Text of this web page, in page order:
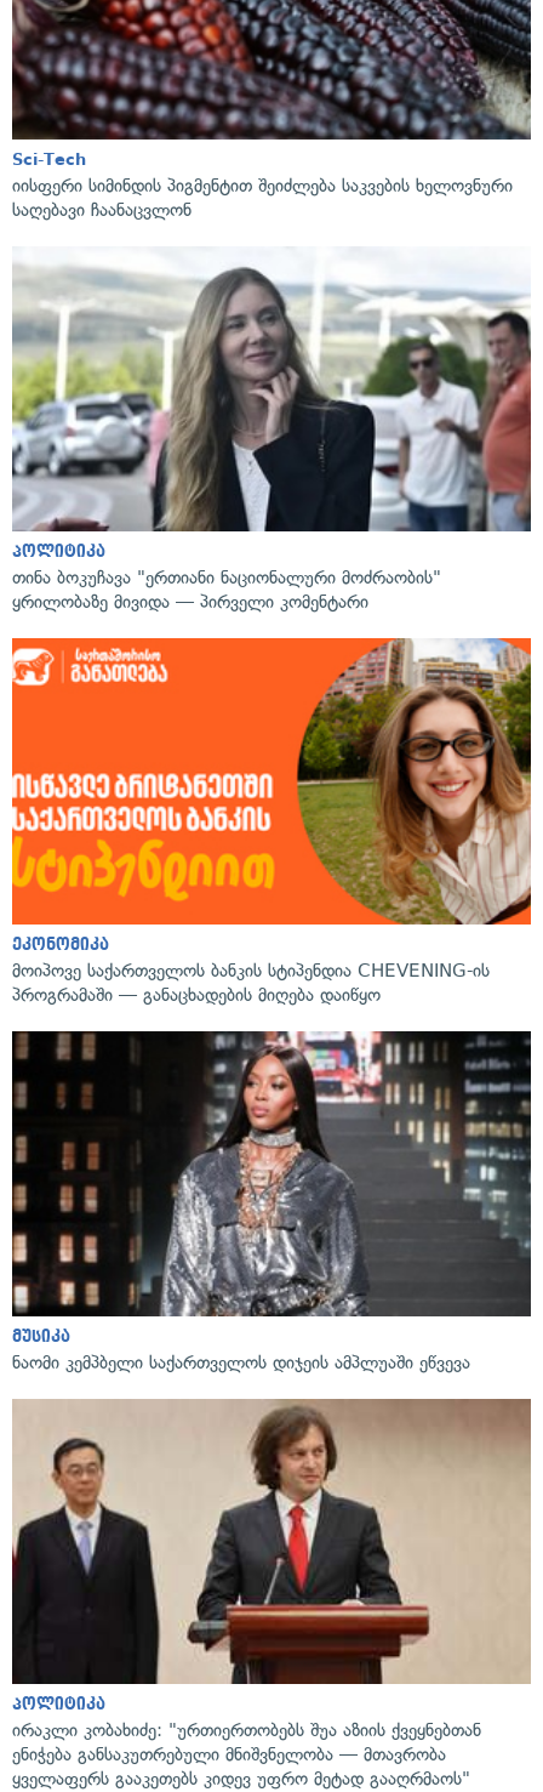
Sci-Tech
იისფერი სიმინდის პიგმენტით შეიძლება საკვების ხელოვნური
საღებავი ჩაანაცვლონ
პოლიტიკა
თინა ბოკუჩავა "ერთიანი ნაციონალური მოძრაობის"
ყრილობაზე მივიდა — პირველი კომენტარი
ეკონომიკა
მოიპოვე საქართველოს ბანკის სტიპენდია CHEVENING-ის
პროგრამაში — განაცხადების მიღება დაიწყო
მუსიკა
ნაომი კემპბელი საქართველოს დიჯეის ამპლუაში ეწვევა
პოლიტიკა
ირაკლი კობახიძე: "ურთიერთობებს შუა აზიის ქვეყნებთან
ენიჭება განსაკუთრებული მნიშვნელობა — მთავრობა
ყველაფერს გააკეთებს კიდევ უფრო მეტად გააღრმაოს"